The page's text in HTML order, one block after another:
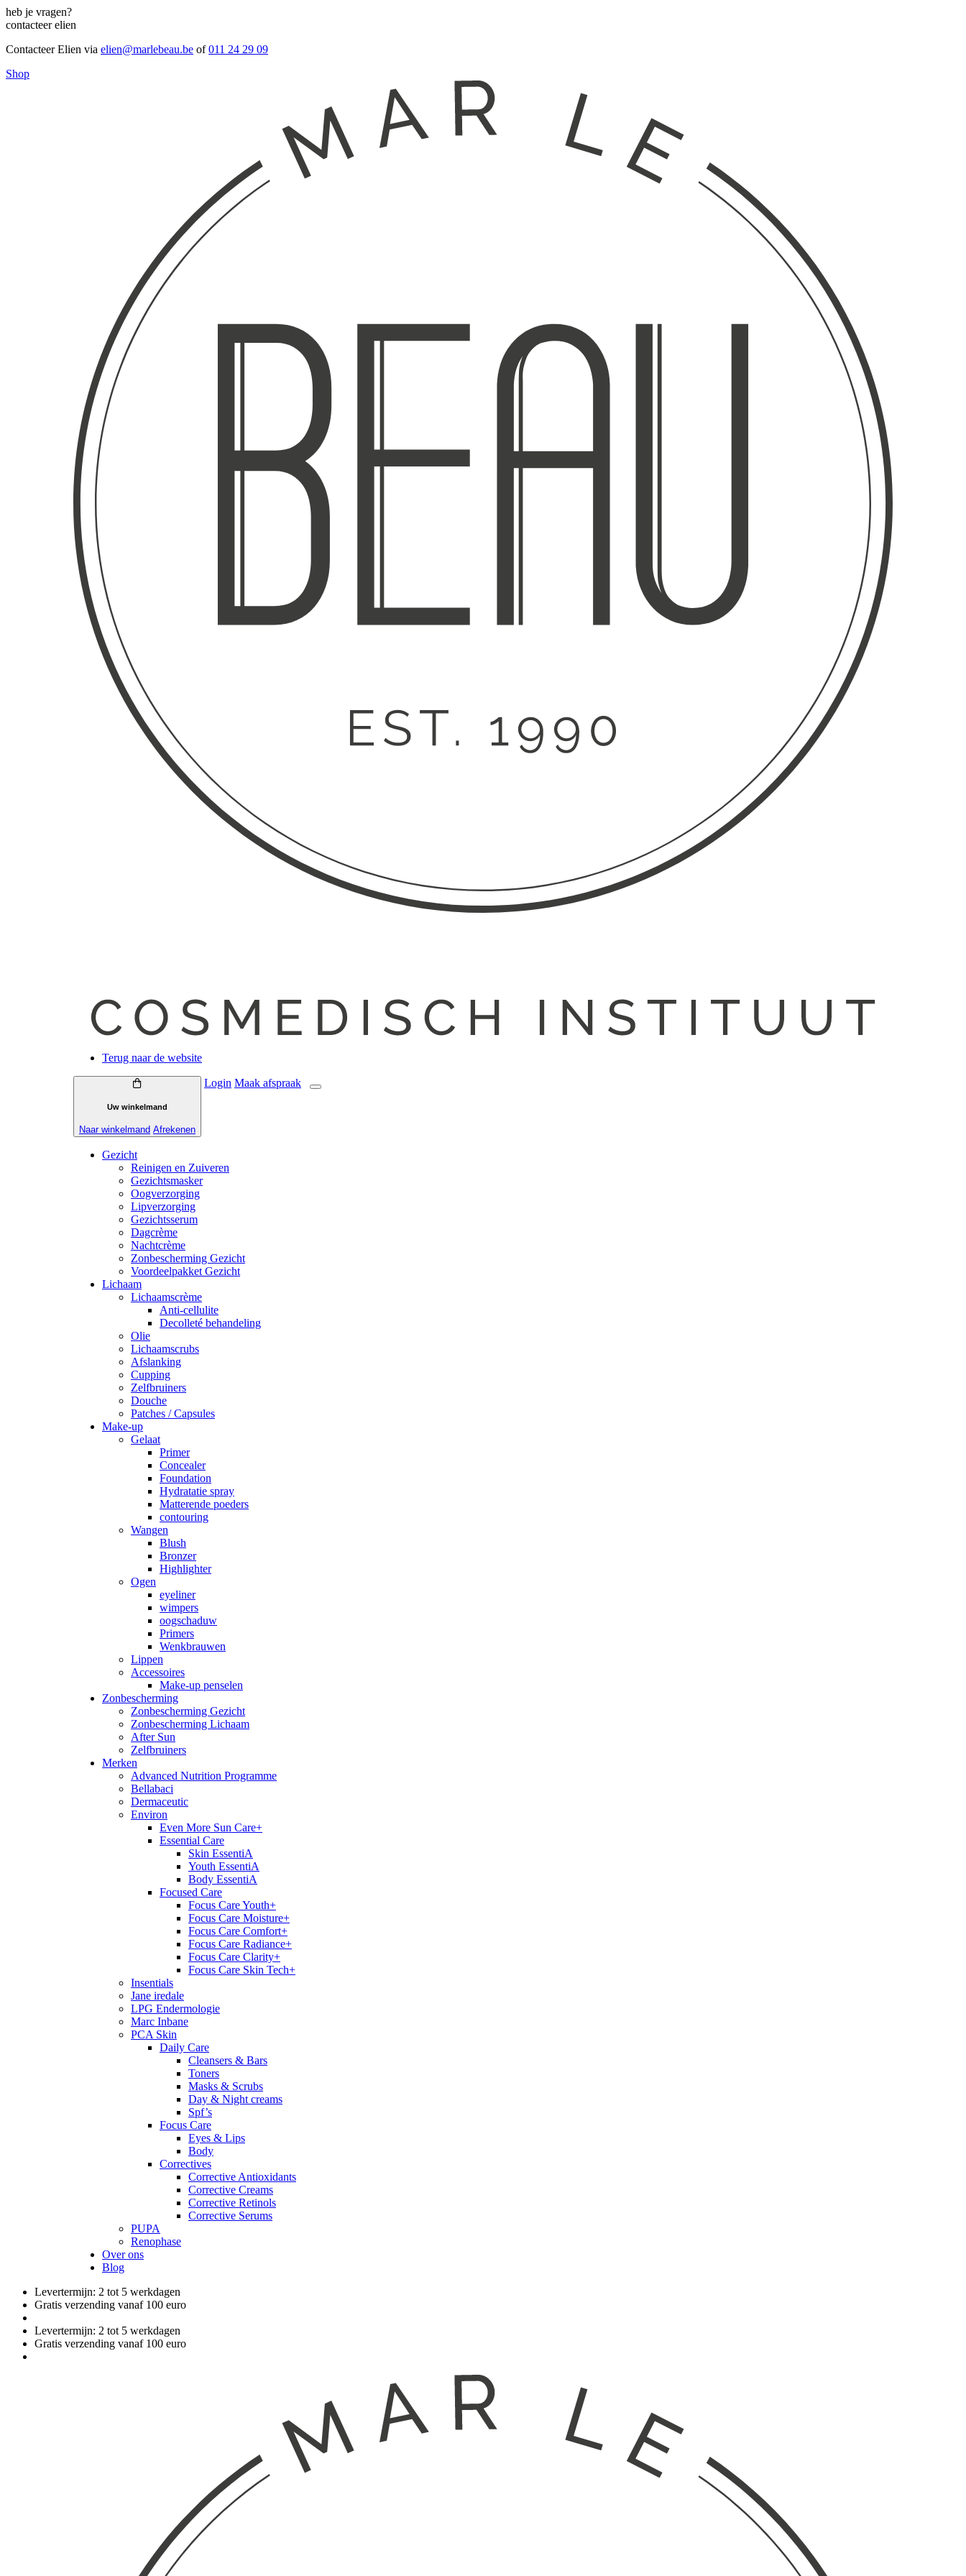
heb je vragen?
contacteer elien
Contacteer Elien via elien@marlebeau.be of011 24 29 09
Shop
Terug naar de website
Uw winkelmand
Naar winkelmand Afrekenen
Login Maak afspraak
Gezicht
Reinigen en Zuiveren
Gezichtsmasker
Oogverzorging
Lipverzorging
Gezichtsserum
Dagcrème
Nachtcrème
Zonbescherming Gezicht
Voordeelpakket Gezicht
Lichaam
Lichaamscrème
Anti-cellulite
Decolleté behandeling
Olie
Lichaamscrubs
Afslanking
Cupping
Zelfbruiners
Douche
Patches / Capsules
Make-up
Gelaat
Primer
Concealer
Foundation
Hydratatie spray
Matterende poeders
contouring
Wangen
Blush
Bronzer
Highlighter
Ogen
eyeliner
wimpers
oogschaduw
Primers
Wenkbrauwen
Lippen
Accessoires
Make-up penselen
Zonbescherming
Zonbescherming Gezicht
Zonbescherming Lichaam
After Sun
Zelfbruiners
Merken
Advanced Nutrition Programme
Bellabaci
Dermaceutic
Environ
Even More Sun Care+
Essential Care
Skin EssentiA
Youth EssentiA
Body EssentiA
Focused Care
Focus Care Youth+
Focus Care Moisture+
Focus Care Comfort+
Focus Care Radiance+
Focus Care Clarity+
Focus Care Skin Tech+
Insentials
Jane iredale
LPG Endermologie
Marc Inbane
PCA Skin
Daily Care
Cleansers & Bars
Toners
Masks & Scrubs
Day & Night creams
Spf’s
Focus Care
Eyes & Lips
Body
Correctives
Corrective Antioxidants
Corrective Creams
Corrective Retinols
Corrective Serums
PUPA
Renophase
Over ons
Blog
Levertermijn: 2 tot 5 werkdagen
Gratis verzending vanaf 100 euro
Levertermijn: 2 tot 5 werkdagen
Gratis verzending vanaf 100 euro